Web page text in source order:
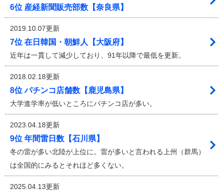
6位 産経新聞販売部数【奈良県】
2019.10.07更新
7位 在日韓国・朝鮮人【大阪府】
近年は一貫して減少しており、91年以降で最低を更新。
2018.02.18更新
8位 パチンコ店舗数【鹿児島県】
大学進学率が低いところにパチンコ店が多い。
2023.04.18更新
9位 年間雷日数【石川県】
冬の雷が多い北陸が上位に。雷が多いと言われる上州（群馬）
は全国的にみるとそれほど多くない。
2025.04.13更新